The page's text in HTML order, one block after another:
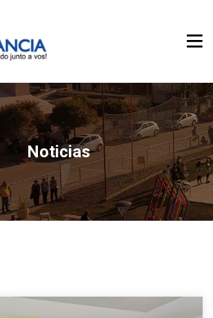
Noticias